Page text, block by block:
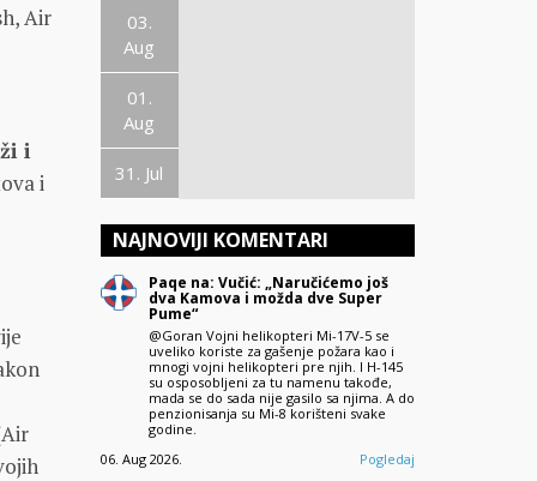
Air
i
i
03.
Aug
01.
Aug
31. Jul
NAJNOVIJI KOMENTARI
Paqe na: Vučić: „Naručićemo još
dva Kamova i možda dve Super
Pume“
@Goran Vojni helikopteri Mi-17V-5 se
uveliko koriste za gašenje požara kao i
mnogi vojni helikopteri pre njih. I H-145
su osposobljeni za tu namenu takođe,
mada se do sada nije gasilo sa njima. A do
penzionisanja su Mi-8 korišteni svake
godine.
06. Aug 2026.
Pogledaj